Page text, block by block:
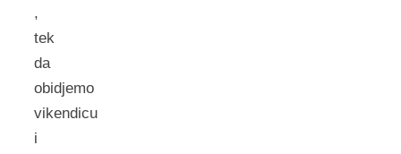
,
tek
da
obidjemo
vikendicu
i